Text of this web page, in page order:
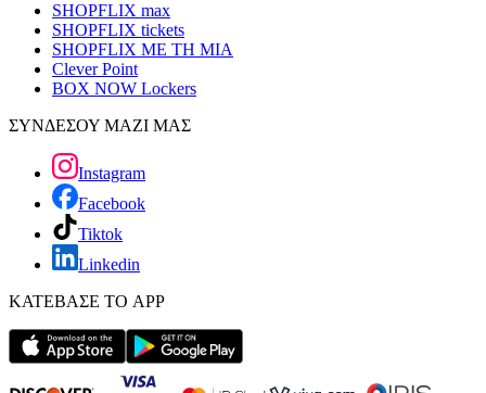
SHOPFLIX max
SHOPFLIX tickets
SHOPFLIX ΜΕ ΤΗ ΜΙΑ
Clever Point
BOX NOW Lockers
ΣΥΝΔΕΣΟΥ ΜΑΖΙ ΜΑΣ
Instagram
Facebook
Tiktok
Linkedin
ΚΑΤΕΒΑΣΕ ΤΟ APP